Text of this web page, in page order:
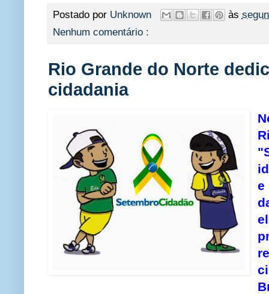
Postado por Unknown às
Nenhum comentário :
Rio Grande do Norte
cidadania
e